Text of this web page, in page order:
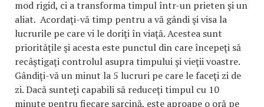
mod rigid, ci a transforma timpul într-un prieten şi un
aliat. Acordaţi-vă timp pentru a vă gândi şi visa la
lucrurile pe care vi le doriţi în viaţă. Acestea sunt
priorităţile şi acesta este punctul din care începeţi să
recâştigaţi controlul asupra timpului şi vieţii voastre.
Gândiţi-vă un minut la 5 lucruri pe care le faceţi zi de
zi. Dacă sunteţi capabili să reduceţi timpul cu 10
minute pentru fiecare sarcină, este aproape o oră pe